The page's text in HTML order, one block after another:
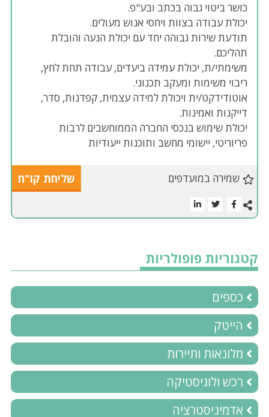
כושר ביטוי גבוה בכתב ובע"פ.
יכולת עבודה בצוות ויחסי אנוש מעולים.
תודעת שירות גבוהה יחד עם יכולת הנעה והובלת
תהליכם.
משימתי/ת, יכולת עמידה ביעדים, עבודה תחת לחץ,
ריבוי משימות ומעקב תכנוני.
אוטודידקט/ית ויכולת למידה עצמית, קפדנות, סדר,
דייקנות ואמינות.
יכולת שימוש בנכסי החברה הממוחשבים לרבות
פריוריטי, יישומי מחשב ותוכנות ייעודיות
שמירה במועדפים שליחת קו"ח
קטגוריות פופולריות
כספים
הייטק
מלונאות ותיירות
רכש ולוגיסטיקה
אדמיניסטרציה